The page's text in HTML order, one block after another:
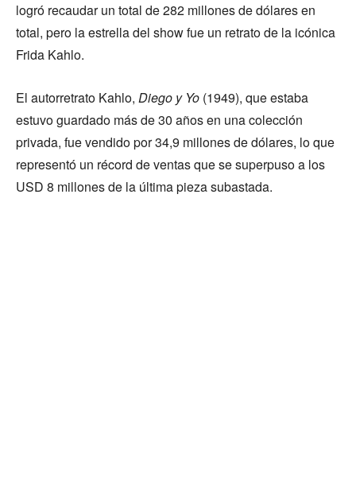
logró recaudar un total de 282 millones de dólares en
total, pero la estrella del show fue un retrato de la icónica
Frida Kahlo.
El autorretrato Kahlo, Diego y Yo (1949), que estaba
estuvo guardado más de 30 años en una colección
privada, fue vendido por 34,9 millones de dólares, lo que
representó un récord de ventas que se superpuso a los
USD 8 millones de la última pieza subastada.